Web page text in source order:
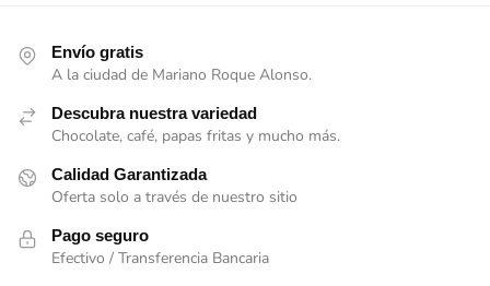
Envío gratis
A la ciudad de Mariano Roque Alonso.
Descubra nuestra variedad
Chocolate, café, papas fritas y mucho más.
Calidad Garantizada
Oferta solo a través de nuestro sitio
Pago seguro
Efectivo / Transferencia Bancaria